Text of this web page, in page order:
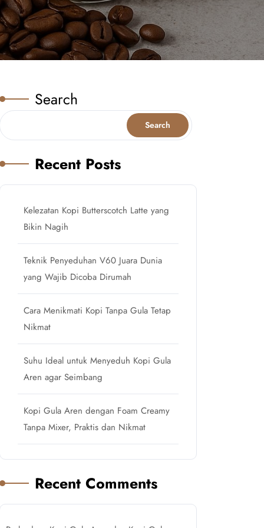
Search
Search
Recent Posts
Kelezatan Kopi Butterscotch Latte yang
Bikin Nagih
Teknik Penyeduhan V60 Juara Dunia
yang Wajib Dicoba Dirumah
Cara Menikmati Kopi Tanpa Gula Tetap
Nikmat
Suhu Ideal untuk Menyeduh Kopi Gula
Aren agar Seimbang
Kopi Gula Aren dengan Foam Creamy
Tanpa Mixer, Praktis dan Nikmat
Recent Comments